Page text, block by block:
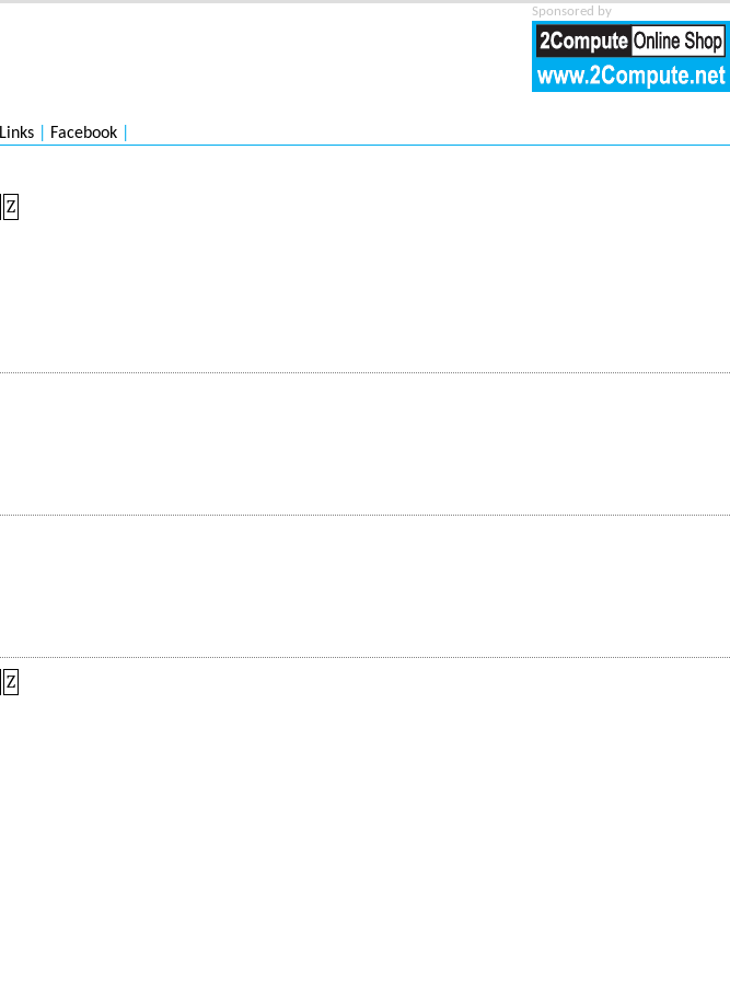
Sponsored by
Links Facebook
Z
Z